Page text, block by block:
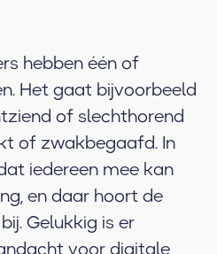
hebben één of
Het gaat bijvoorbeeld
of slechthorend
of zwakbegaafd. In
iedereen mee kan
en daar hoort de
Gelukkig is er